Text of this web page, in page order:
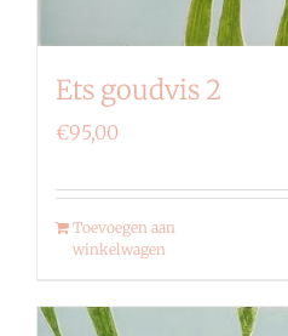
Ets goudvis 2
€95,00
Toevoegen aan
winkelwagen